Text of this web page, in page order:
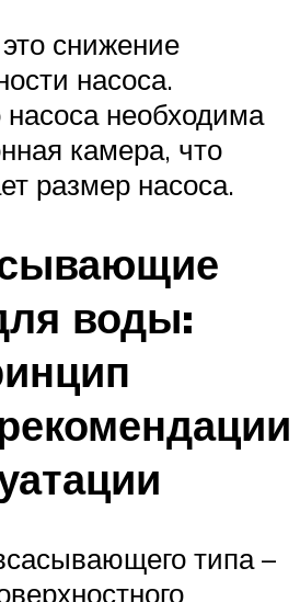
снижение
насоса.
насоса необходима
камера, что
размер насоса.
воды:
типа –